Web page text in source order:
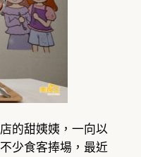
的甜姨姨，一向以
少食客捧場，最近